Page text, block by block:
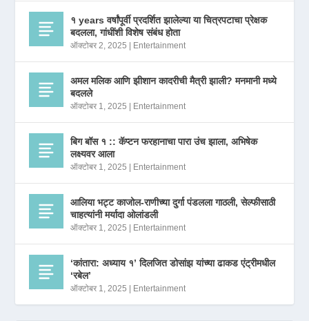
१ years वर्षांपूर्वी प्रदर्शित झालेल्या या चित्रपटाचा प्रेक्षक
बदलला, गांधींशी विशेष संबंध होता
ऑक्टोबर 2, 2025 | Entertainment
अमल मलिक आणि झीशान कादरीची मैत्री झाली? मनमानी मध्ये
बदलले
ऑक्टोबर 1, 2025 | Entertainment
बिग बॉस १ :: कॅप्टन फरहानाचा पारा उंच झाला, अभिषेक
लक्ष्यवर आला
ऑक्टोबर 1, 2025 | Entertainment
आलिया भट्ट काजोल-राणीच्या दुर्गा पंडलला गाठली, सेल्फीसाठी
चाहत्यांनी मर्यादा ओलांडली
ऑक्टोबर 1, 2025 | Entertainment
‘कांतारा: अध्याय १’ दिलजित डोसांझ यांच्या ढाकड एंट्रीमधील
‘रबेल’
ऑक्टोबर 1, 2025 | Entertainment